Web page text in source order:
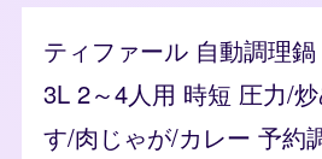
ティファール 自動調理
3L 2～4人用 時短 圧力/
す/肉じゃが/カレー 予約